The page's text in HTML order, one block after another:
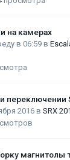
на камерах
в 06:59в
переключении
2016 в SRX
магнитолы